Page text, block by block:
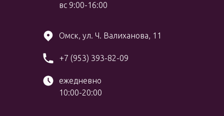
вс 9:00-16:00
+7 (953) 393-82-09
ежедневно
10:00-20:00
Омск, ул. Ч. Валиханова, 11